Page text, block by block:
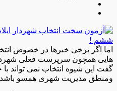
اما اگر برخی خبرها در خصوص
هایی همچون سرپرست فعلی
گفت این شیوه انتخاب نمی تواند
ومنطق مدیریت شهری همسو